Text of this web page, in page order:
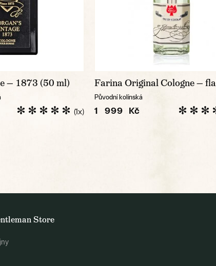
— 1873 (50 ml)
(1x)
Farina Original Cologne —
Původní kolínská
1 999 Kč
Store